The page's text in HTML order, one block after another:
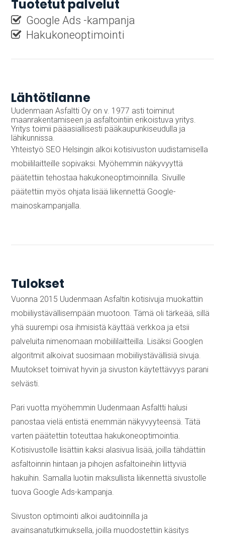
Tuotetut palvelut
Google Ads -kampanja
Hakukoneoptimointi
Lähtötilanne
Uudenmaan Asfaltti Oy on v. 1977 asti toiminut
maanrakentamiseen ja asfaltointiin erikoistuva yritys.
Yritys toimii pääasiallisesti pääkaupunkiseudulla ja
lähikunnissa.
Yhteistyö SEO Helsingin alkoi kotisivuston uudistamisella
mobiililaitteille sopivaksi. Myöhemmin näkyvyyttä
päätettiin tehostaa hakukoneoptimoinnilla. Sivuille
päätettiin myös ohjata lisää liikennettä Google-
mainoskampanjalla.
Tulokset
Vuonna 2015 Uudenmaan Asfaltin kotisivuja muokattiin
mobiiliystävällisempään muotoon. Tämä oli tärkeää, sillä
yhä suurempi osa ihmisistä käyttää verkkoa ja etsii
palveluita nimenomaan mobiililaitteilla. Lisäksi Googlen
algoritmit alkoivat suosimaan mobiiliystävällisiä sivuja.
Muutokset toimivat hyvin ja sivuston käytettävyys parani
selvästi.
Pari vuotta myöhemmin Uudenmaan Asfaltti halusi
panostaa vielä entistä enemmän näkyvyyteensä. Tätä
varten päätettiin toteuttaa hakukoneoptimointia.
Kotisivustolle lisättiin kaksi alasivua lisää, joilla tähdättiin
asfaltoinnin hintaan ja pihojen asfaltoineihin liittyviä
hakuihin. Samalla luotiin maksullista liikennettä sivustolle
tuova Google Ads-kampanja.
Sivuston optimointi alkoi auditoinnilla ja
avainsanatutkimuksella, joilla muodostettiin käsitys